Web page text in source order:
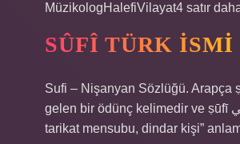
MüzikologHalefiVilayat4 satır
SÛFÎ TÜRK ISMI
Sufi – Nişanyan Sözlüğü. Arapça
gelen bir ödünç kelimedir ve ṣūfī صوفي, “bir
tarikat mensubu, dindar kişi”